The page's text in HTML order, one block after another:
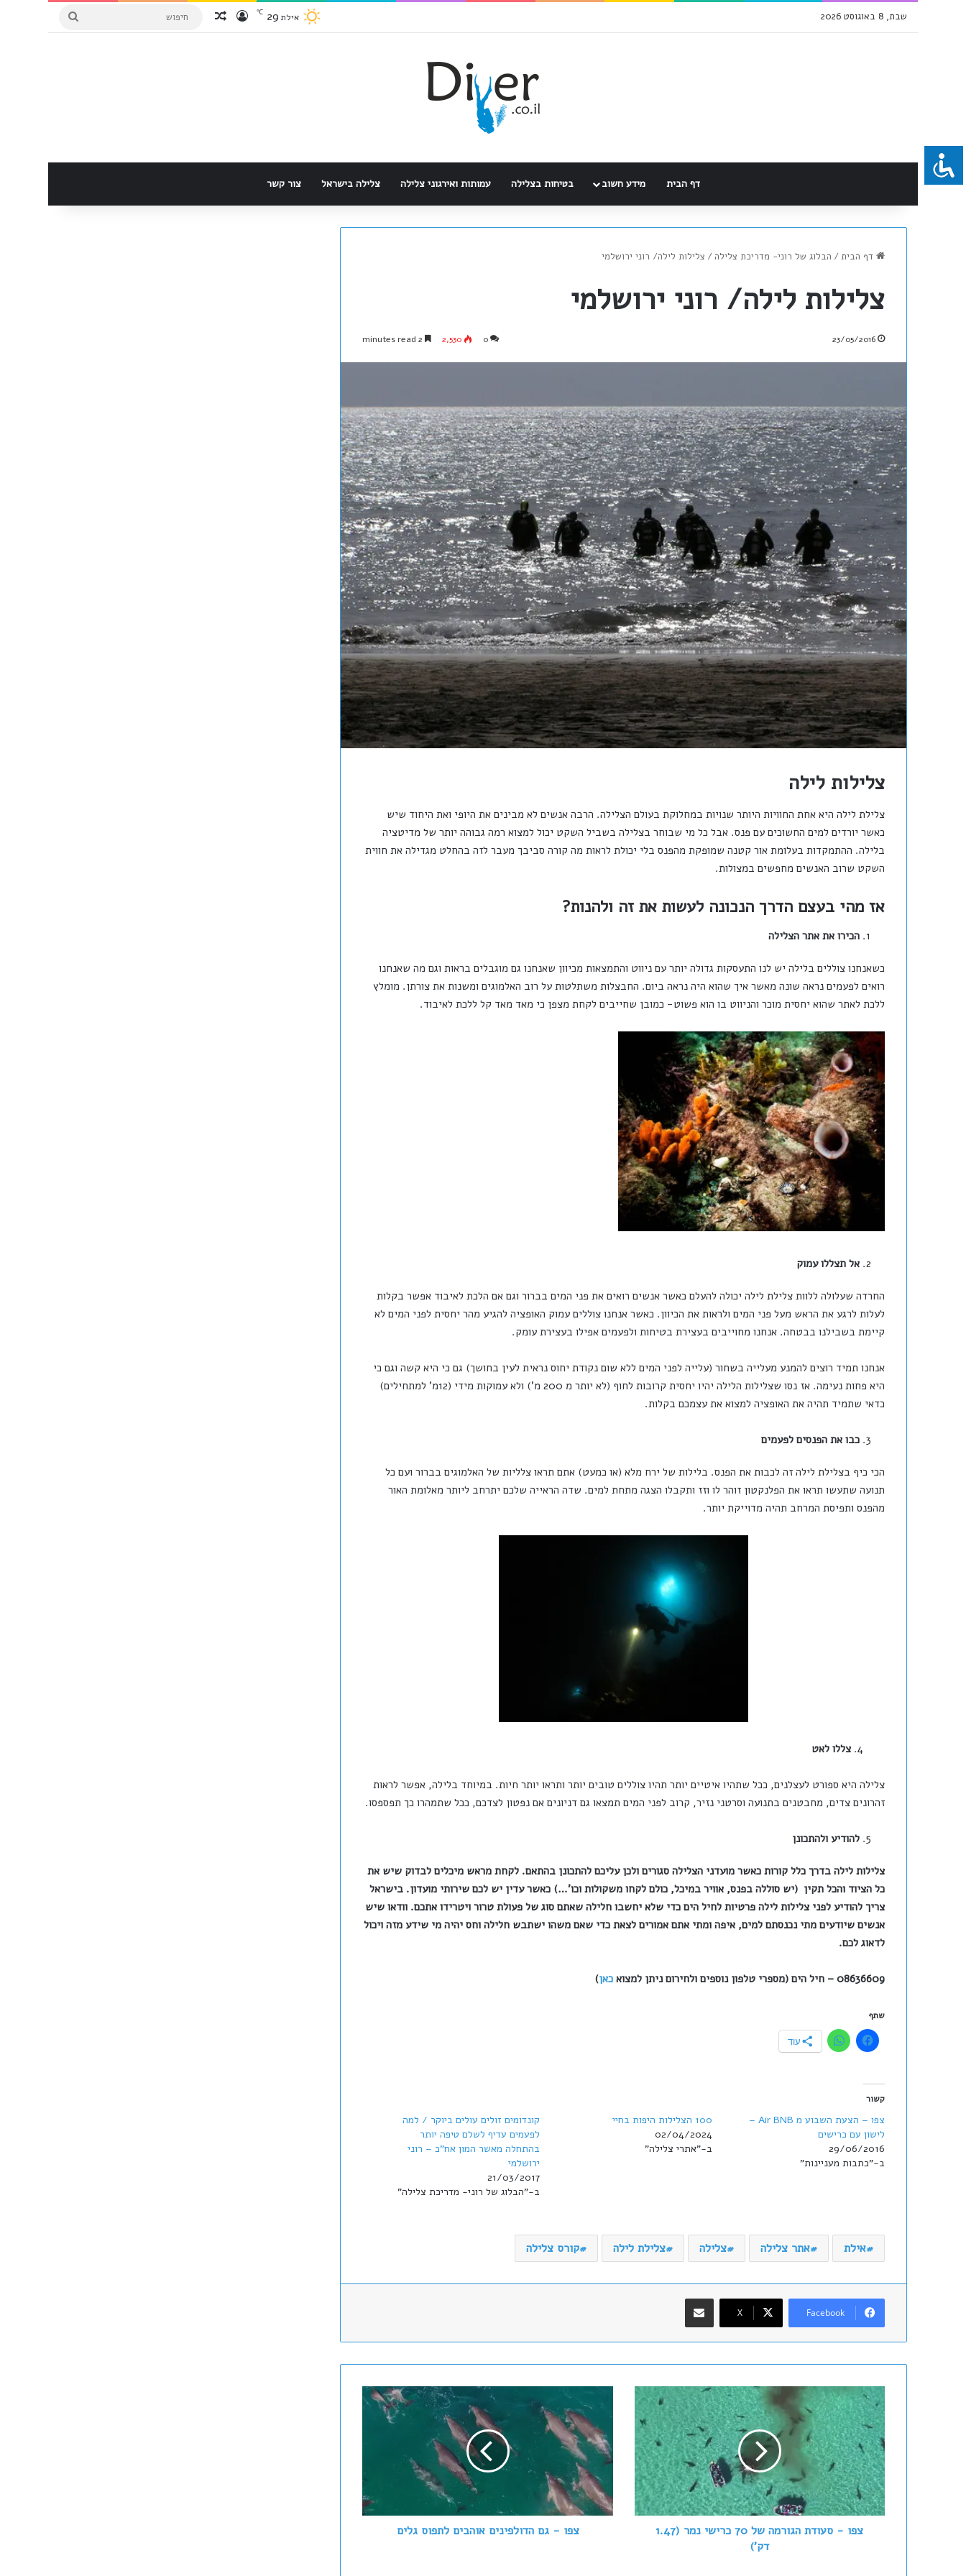
שבת, 8 באוגוסט 2026 אילת 29
℃ הכנס למערכת
Random Article חיפוש
דף הבית מידע חשוב בטיחות בצלילה עמותות ואירגוני צלילה צלילה בישראל צור קשר
דף הבית / הבלוג של רוני- מדריכת צלילה / צלילות לילה/ רוני ירושלמי
צלילות לילה/ רוני ירושלמי
23/05/2016
0
2,530
2 minutes read
צלילות לילה
צלילת לילה היא אחת החוויות היותר שנויות במחלוקת בעולם הצלילה. הרבה אנשים לא מבינים את היופי ואת היחוד שיש
כאשר יורדים למים החשוכים עם פנס. אבל כל מי שבוחר בצלילה בשביל השקט יכול למצוא רמה גבוהה יותר של מדיטציה
בלילה. ההתמקדות בעלומת אור קטנה שמופקת מהפנס בלי יכולת לראות מה קורה סביבך מעבר לזה בהחלט מגדילה את חווית
השקט שרוב האנשים מחפשים במצולות.
אז מהי בעצם הדרך הנכונה לעשות את זה ולהנות?
הכירו את אתר הצלילה
כשאנחנו צוללים בלילה יש לנו התעסקות גדולה יותר עם ניווט והתמצאות מכיוון שאנחנו גם מוגבלים בראות וגם מה שאנחנו
רואים לפעמים נראה שונה מאשר איך שהוא היה נראה ביום. החבצלות משתלטות על רוב האלמוגים ומשנות את צורתן. מומלץ
ללכת לאתר שהוא יחסית מוכר והניווט בו הוא פשוט- כמובן שחייבים לקחת מצפן כי מאד מאד קל ללכת לאיבוד.
אל תצללו עמוק
החרדה שעלולה ללוות צלילת לילה יכולה להעלם כאשר אנשים רואים את פני המים בברור וגם אם הלכת לאיבוד אפשר בקלות
לעלות לרגע את הראש מעל פני המים ולראות את הכיוון. כאשר אנחנו צוללים עמוק האופציה להגיע מהר יחסית לפני המים לא
קיימת בשבילנו בבטחה. אנחנו מחוייבים בעצירת בטיחות ולפעמים אפילו בעצירת עומק.
אנחנו תמיד רוצים להמנע מעלייה בשחור (עלייה לפני המים ללא שום נקודת יחוס נראית לעין בחושך) גם כי היא קשה וגם כי
היא פחות נעימה. אז נסו שצלילות הלילה יהיו יחסית קרובות לחוף (לא יותר מ 200 מ') ולא עמוקות מידי (12מ' למתחילים)
כדאי שתמיד תהיה את האופציה למצוא את עצמכם בקלות.
כבו את הפנסים לפעמים
הכי כיף בצלילת לילה זה לכבות את הפנס. בלילות של ירח מלא (או כמעט) אתם תראו צלליות של האלמוגים בברור ועם כל
תנועה שתעשו תראו את הפלנקטון זוהר לו וזז ותקבלו הצגה מתחת למים. שדה הראייה שלכם יתרחב ליותר מאלומת האור
מהפנס ותפיסת המרחב תהיה מדוייקת יותר.
4. צללו לאט
צלילה היא ספורט לעצלנים, ככל שתהיו איטיים יותר תהיו צוללים טובים יותר ותראו יותר חיות. במיוחד בלילה, אפשר לראות
זהרונים צדים, מחבטנים בתנועה וסרטני נזיר, קרוב לפני המים תמצאו גם דניונים אם נפטון לצדכם, ככל שתמהרו כך תפספסו.
להודיע ולהתכונן
צלילות לילה בדרך כלל קורות כאשר מועדני הצלילה סגורים ולכן עליכם להתכונן בהתאם. לקחת מראש מיכלים לבדוק שיש את
כל הציוד והכל תקין (יש סוללה בפנס, אוויר במיכל, כולם לקחו משקולות וכו'…) כאשר עדין יש לכם שירותי מועדון. בישראל
צריך להודיע לפני צלילות לילה פרטיות לחיל הים כדי שלא יחשבו חלילה שאתם סוג של פעולת טרור ויטרידו אתכם. וודאו שיש
אנשים שיודעים מתי נכנסתם למים, איפה ומתי אתם אמורים לצאת כדי שאם משהו ישתבש חלילה וחס יהיה מי שידע מזה ויכול
לדאוג לכם.
08636609 – חיל הים (מספרי טלפון נוספים ולחירום ניתן למצוא כאן)
שתף
עוד
קשור
צפו – הצעת השבוע מ Air BNB –
לישון עם כרישים
29/06/2016
ב-"כתבות מעניינות"
100 הצלילות היפות בחיי
02/04/2024
ב-"אתרי צלילה"
קונדומים זולים עולים ביוקר / למה
לפעמים עדיף לשלם טיפה יותר
בהתחלה מאשר המון אח"כ – רוני
ירושלמי
21/03/2017
ב-"הבלוג של רוני- מדריכת צלילה"
אילת אתר צלילה צלילה צלילת לילה קורס צלילה
Facebook
X
צ
פ
-
ס
ע
ו
ד
ת
צפו - סעודת הגורמה של 70 כרישי נמר (1.47
דק')
-
ג
ד
ו
צפו - גם הדולפינים אוהבים לתפוס גלים